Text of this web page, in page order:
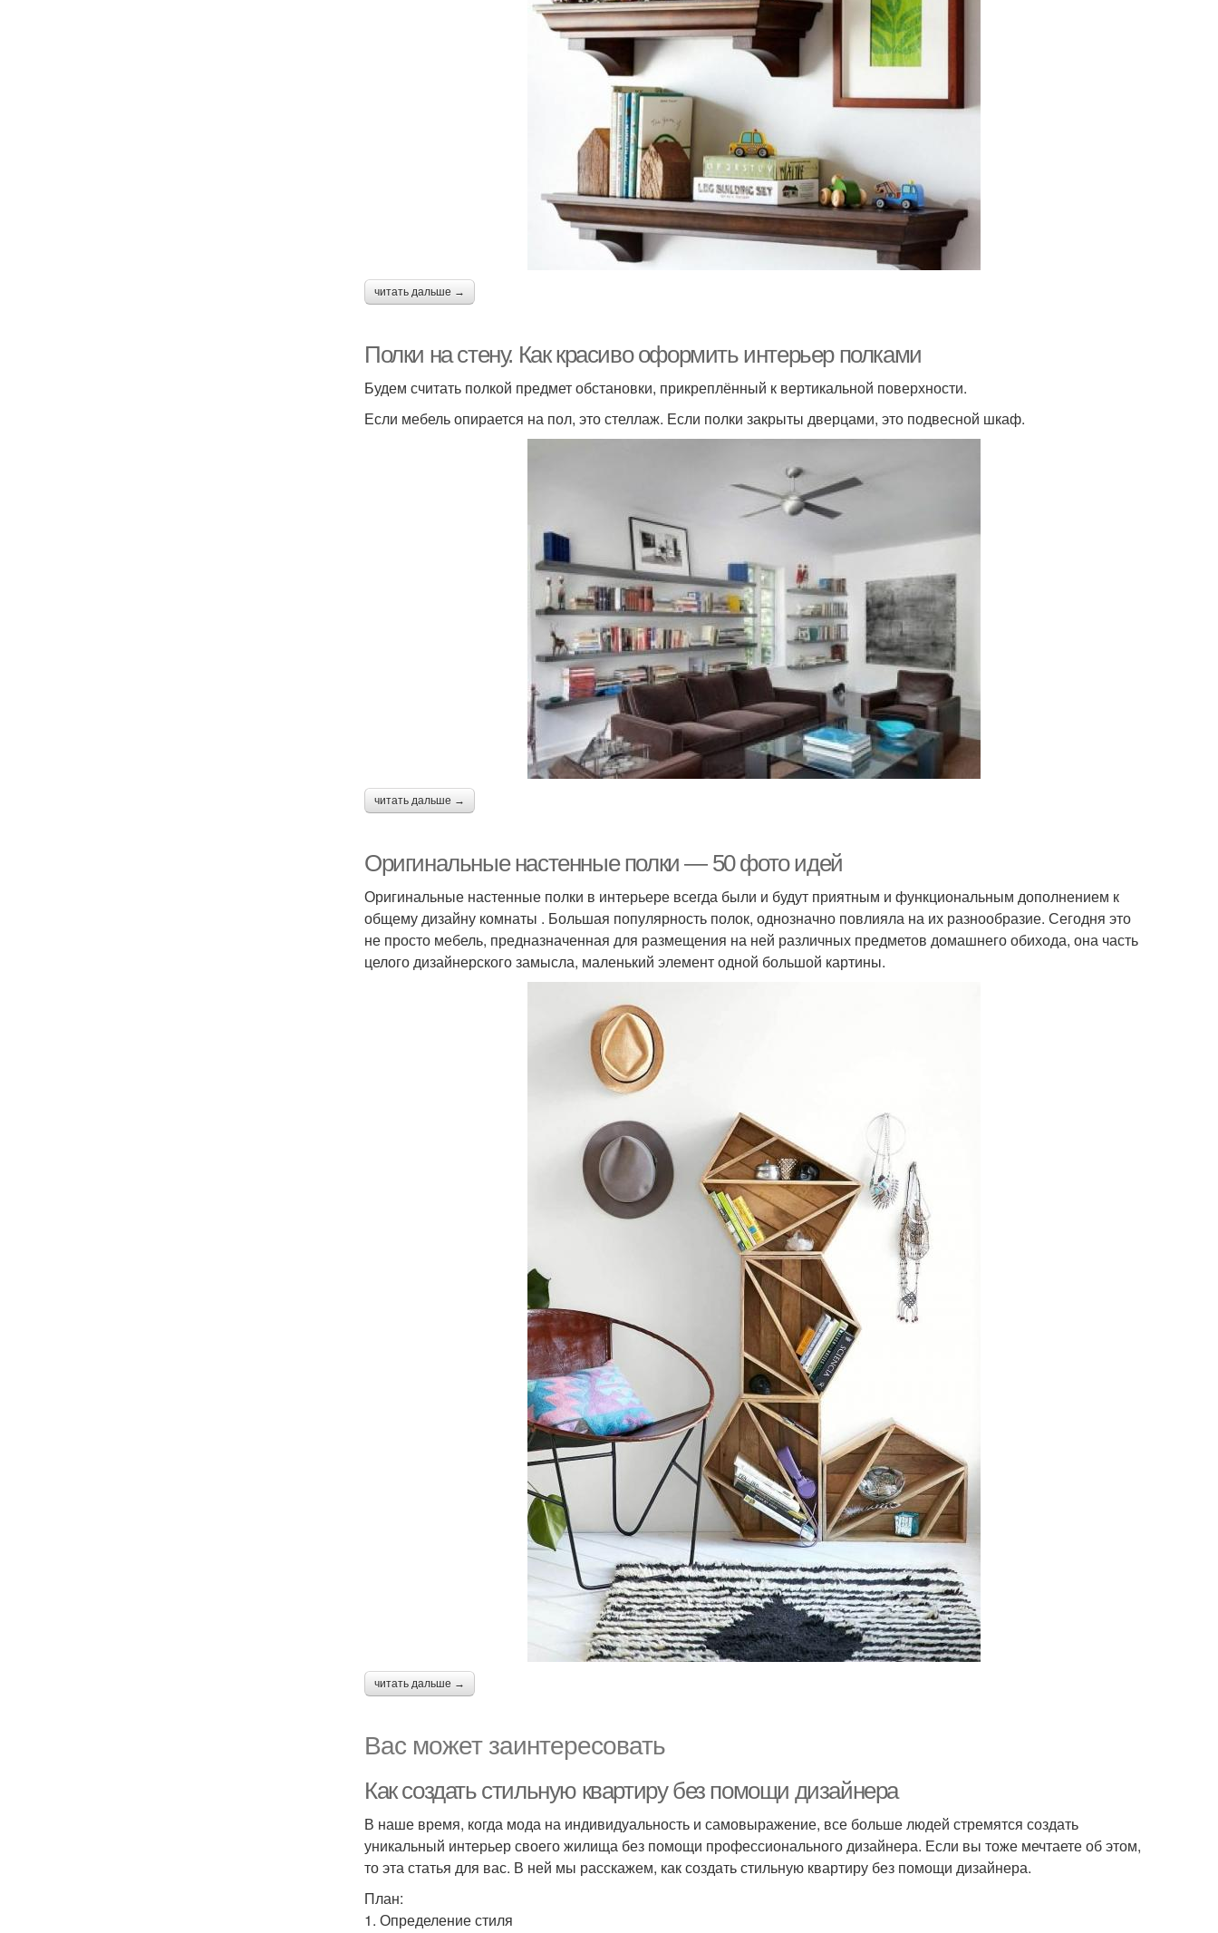
читать дальше →
Полки на стену. Как красиво оформить интерьер полками
Будем считать полкой предмет обстановки, прикреплённый к вертикальной поверхности.
Если мебель опирается на пол, это стеллаж. Если полки закрыты дверцами, это подвесной шкаф.
читать дальше →
Оригинальные настенные полки — 50 фото идей
Оригинальные настенные полки в интерьере всегда были и будут приятным и функциональным дополнением к
общему дизайну комнаты . Большая популярность полок, однозначно повлияла на их разнообразие. Сегодня это
не просто мебель, предназначенная для размещения на ней различных предметов домашнего обихода, она часть
целого дизайнерского замысла, маленький элемент одной большой картины.
читать дальше →
Вас может заинтересовать
Как создать стильную квартиру без помощи дизайнера
В наше время, когда мода на индивидуальность и самовыражение, все больше людей стремятся создать
уникальный интерьер своего жилища без помощи профессионального дизайнера. Если вы тоже мечтаете об этом,
то эта статья для вас. В ней мы расскажем, как создать стильную квартиру без помощи дизайнера.
План:
1. Определение стиля